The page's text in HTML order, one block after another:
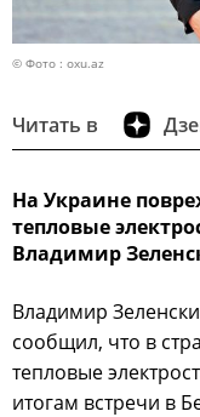
© Фото : oxu.az
Читать в
На Украине
тепловые
Владимир
Владимир
сообщил, что в
тепловые
итогам встречи в